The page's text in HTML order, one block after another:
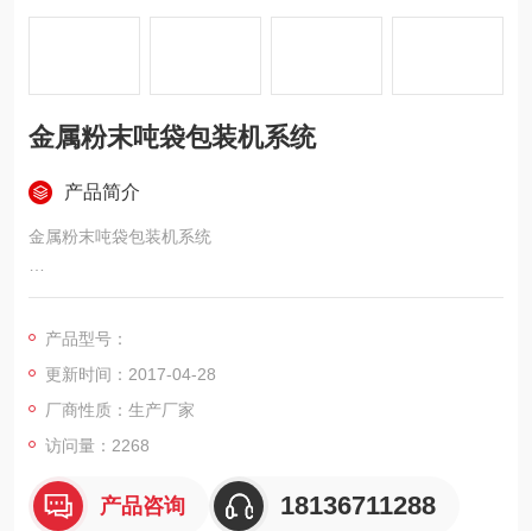
金属粉末吨袋包装机系统
产品简介
金属粉末吨袋包装机系统
材质说明：设备主体材质为物料接触部分SUS304不锈钢,内表面
Q235材料，表面除锈、涂层或喷塑处理，外购件为制造厂商的标
准色。
产品型号：
更新时间：2017-04-28
厂商性质：生产厂家
访问量：2268
产品咨询 18136711288